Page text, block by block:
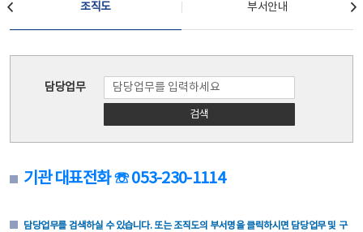
조직도 부서안내
담당업무
검색
기관 대표전화 ☏ 053-230-1114
담당업무를 검색하실 수 있습니다. 또는 조직도의 부서명을 클릭하시면 담당업무 및 구